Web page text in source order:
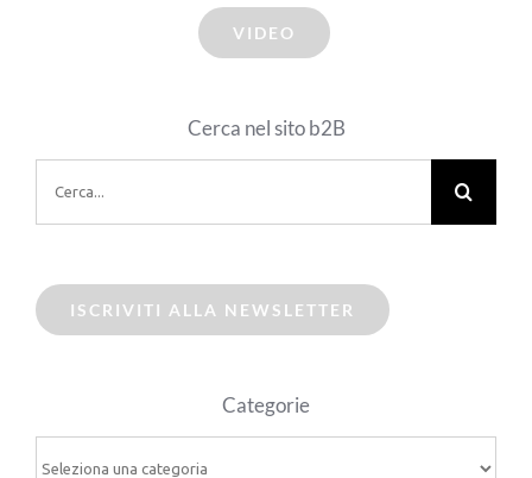
VIDEO
Cerca nel sito b2B
per:
ISCRIVITI ALLA NEWSLETTER
Categorie